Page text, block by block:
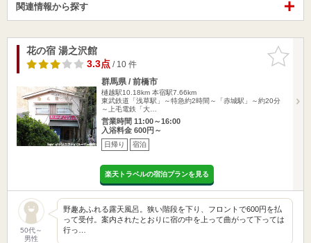
関連情報から探す
お気に入
りに追加
花の宿 湯之沢館
3.3点/ 10 件
群馬県 / 前橋市
樋越駅10.18km 本宿駅7.66km
東武鉄道「浅草駅」～特急約2時間～「赤城駅」～約20分
～上毛電鉄「大…
営業時間 11:00～16:00
入浴料金 600円～
日帰り 宿泊
楽天トラベルの宿泊プランを見る
50代～
男性
野趣あふれる露天風呂。狭い階段を下り、フロントで600円を払
って受付。案内されたとおりに宿の中を上って曲がって下っては
行っ…